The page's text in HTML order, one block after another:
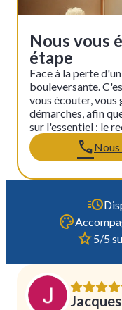
Nous vous
étape
Face à la perte
bouleversante.
vous écouter, vous
démarches, afin
sur l'essentiel : le
5/5